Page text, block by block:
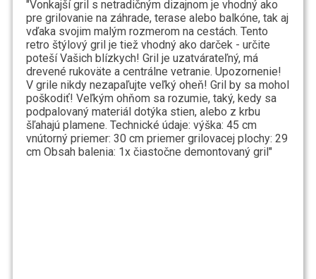
"Vonkajší gril s netradičným dizajnom je vhodný ako
pre grilovanie na záhrade, terase alebo balkóne, tak aj
vďaka svojim malým rozmerom na cestách. Tento
retro štýlový gril je tiež vhodný ako darček - určite
poteší Vašich blízkych! Gril je uzatvárateľný, má
drevené rukoväte a centrálne vetranie. Upozornenie!
V grile nikdy nezapaľujte veľký oheň! Gril by sa mohol
poškodiť! Veľkým ohňom sa rozumie, taký, kedy sa
podpalovaný materiál dotýka stien, alebo z krbu
šľahajú plamene. Technické údaje: výška: 45 cm
vnútorný priemer: 30 cm priemer grilovacej plochy: 29
cm Obsah balenia: 1x čiastočne demontovaný gril"